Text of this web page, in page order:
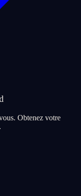
Obtenez votre